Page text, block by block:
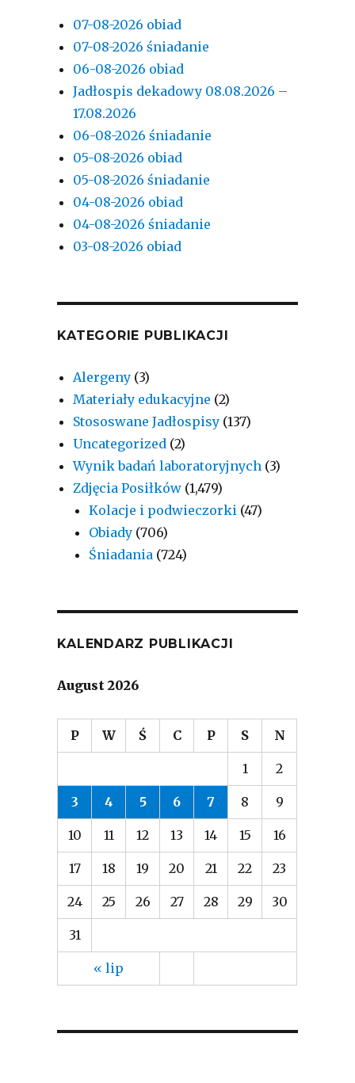
07-08-2026 obiad
07-08-2026 śniadanie
06-08-2026 obiad
Jadłospis dekadowy 08.08.2026 –
17.08.2026
06-08-2026 śniadanie
05-08-2026 obiad
05-08-2026 śniadanie
04-08-2026 obiad
04-08-2026 śniadanie
03-08-2026 obiad
KATEGORIE PUBLIKACJI
Alergeny (3)
Materiały edukacyjne (2)
Stososwane Jadłospisy (137)
Uncategorized (2)
Wynik badań laboratoryjnych (3)
Zdjęcia Posiłków (1,479)
Kolacje i podwieczorki (47)
Obiady (706)
Śniadania (724)
KALENDARZ PUBLIKACJI
August 2026
P W Ś C P S N
« lip
1 2
3 4 5 6 7 8 9
10 11 12 13 14 15 16
17 18 19 20 21 22 23
24 25 26 27 28 29 30
31